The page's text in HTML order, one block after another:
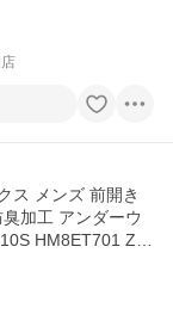
ス メンズ 前開き
加工 アンダーウ
HM8ET701 Z5